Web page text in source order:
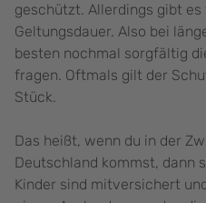
geschützt. Allerdings gibt es
Geltungsdauer. Also bei
besten nochmal sorgfältig
fragen. Oftmals gilt der
Stück.
Das heißt, wenn du in der
Deutschland kommst, dann
Kinder sind mitversichert